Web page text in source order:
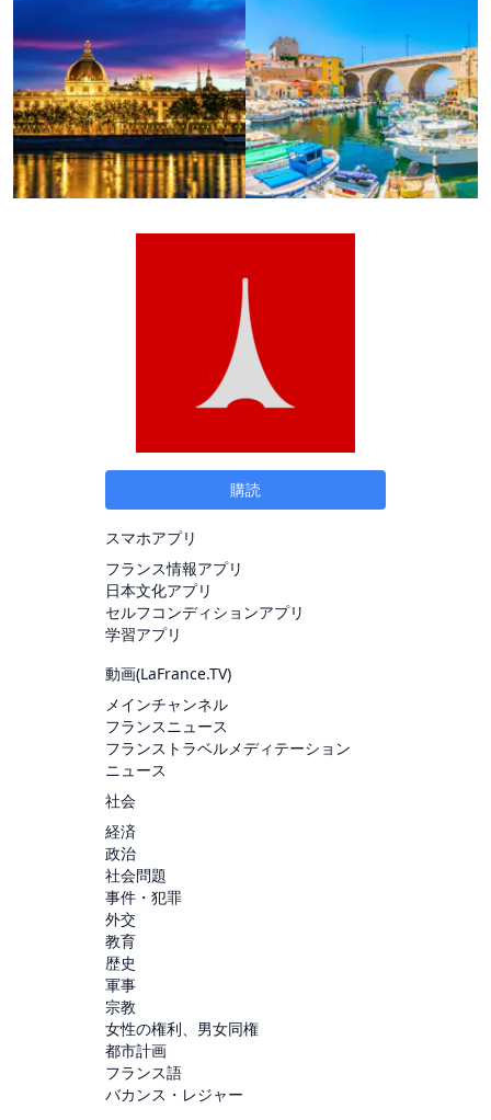
購読
スマホアプリ
フランス情報アプリ
日本文化アプリ
セルフコンディションアプリ
学習アプリ
動画(LaFrance.TV)
メインチャンネル
フランスニュース
フランストラベルメディテーション
ニュース
社会
経済
政治
社会問題
事件・犯罪
外交
教育
歴史
軍事
宗教
女性の権利、男女同権
都市計画
フランス語
バカンス・レジャー